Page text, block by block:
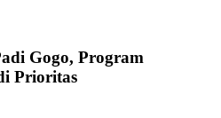
Gogo, Program
Prioritas